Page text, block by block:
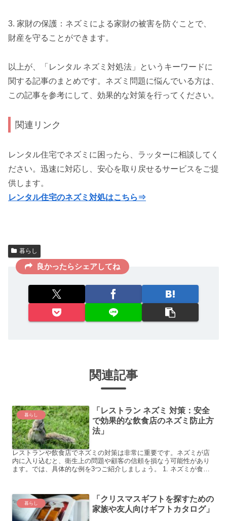
3. 家財の保護：ネズミによる家財の被害を防ぐことで、
財産を守ることができます。
以上が、「レンタル ネズミ対処法」というキーワードに
関する記事のまとめです。ネズミ問題に悩んでいる方は、
この記事を参考にして、効果的な対策を行ってください。
関連リンク
レンタル住宅でネズミに困ったら、ラッターに相談してく
ださい。迅速に対応し、安心を取り戻せるサービスをご提
供します。
レンタル住宅のネズミ対処はこちら⇒
暮らし
良かったらシェアしてね
関連記事
暮らし
「レストラン ネズミ 対策：安全
で効果的な飲食店のネズミ防止方
法」
レストランや飲食店でネズミの対策は非常に重要です。ネズミが店
内に入り込むと、衛生上の問題や顧客の信頼を損なう可能性があり
ます。では、具体的な例を3つご紹介しましょう。 1. ネズミが食材
暮らし
「クリスマスギフトを探すための
家族や友人向けギフトカタログ」